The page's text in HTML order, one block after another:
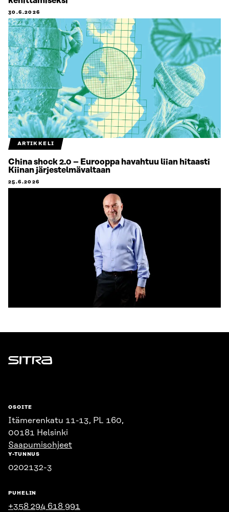
30.6.2026
ARTIKKELI
China shock 2.0 – Eurooppa havahtuu liian hitaasti
Kiinan järjestelmävaltaan
25.6.2026
Sitra
OSOITE
Itämerenkatu 11-13, PL 160,
00181 Helsinki
Saapumisohjeet
Y-TUNNUS
0202132-3
PUHELIN
+358 294 618 991